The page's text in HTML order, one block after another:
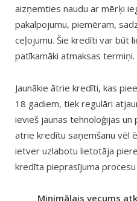
aizņemties naudu ar mērķi
pakalpojumu, piemēram,
ceļojumu. Šie kredīti var būt
patīkamāki atmaksas termiņi.
Jaunākie ātrie kredīti, kas
18 gadiem, tiek regulāri
ievieš jaunas tehnoloģijas un
atrie kredītu saņemšanu vēl
ietver uzlabotu lietotāja
kredīta pieprasījuma procesu
Minimālais vecums